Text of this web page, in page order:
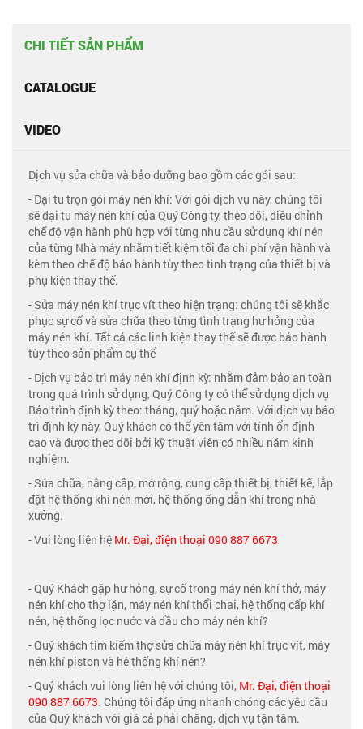
CHI TIẾT SẢN PHẨM
CATALOGUE
VIDEO
Dịch vụ sửa chữa và bảo dưỡng bao gồm các gói sau:
- Đại tu trọn gói máy nén khí: Với gói dịch vụ này, chúng tôi
sẽ đại tu máy nén khí của Quý Công ty, theo dõi, điều chỉnh
chế độ vận hành phù hợp với từng nhu cầu sử dụng khí nén
của từng Nhà máy nhằm tiết kiệm tối đa chi phí vận hành và
kèm theo chế độ bảo hành tùy theo tình trạng của thiết bị và
phụ kiện thay thế.
- Sửa máy nén khí trục vít theo hiện trạng: chúng tôi sẽ khắc
phục sự cố và sửa chữa theo từng tình trạng hư hỏng của
máy nén khí. Tất cả các linh kiện thay thế sẽ được bảo hành
tùy theo sản phẩm cụ thể
- Dịch vụ bảo trì máy nén khí định kỳ: nhằm đảm bảo an toàn
trong quá trình sử dụng, Quý Công ty có thể sử dụng dịch vụ
Bảo trình định kỳ theo: tháng, quý hoặc năm. Với dịch vụ bảo
trì định kỳ này, Quý khách có thể yên tâm với tính ổn định
cao và được theo dõi bởi kỹ thuật viên có nhiều năm kinh
nghiệm.
- Sửa chữa, nâng cấp, mở rộng, cung cấp thiết bị, thiết kế, lắp
đặt hệ thống khí nén mới, hệ thống ống dẫn khí trong nhà
xưởng.
- Vui lòng liên hệ Mr. Đại, điện thoại 090 887 6673
- Quý Khách gặp hư hỏng, sự cố trong máy nén khí thở, máy
nén khí cho thợ lặn, máy nén khí thổi chai, hệ thống cấp khí
nén, hệ thống lọc nước và dầu cho máy nén khí?
- Quý khách tìm kiếm thợ sửa chữa máy nén khí trục vít, máy
nén khí piston và hệ thống khí nén?
- Quý khách vui lòng liên hệ với chúng tôi, Mr. Đại, điện thoại
090 887 6673. Chúng tôi đáp ứng nhanh chóng các yêu cầu
của Quý khách với giá cả phải chăng, dịch vụ tận tâm.